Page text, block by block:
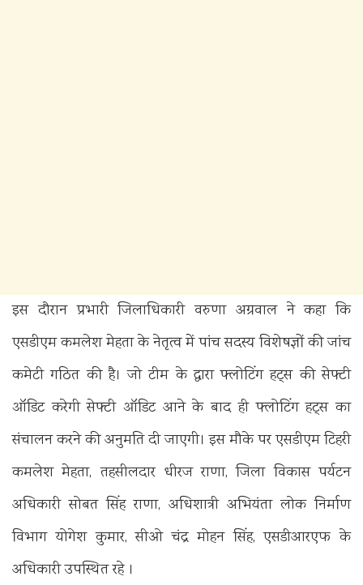
इस दौरान प्रभारी जिलाधिकारी वरुणा अग्रवाल ने कहा कि
एसडीएम कमलेश मेहता के नेतृत्व में पांच सदस्य विशेषज्ञों की जांच
कमेटी गठित की है। जो टीम के द्वारा फ्लोटिंग हट्स की सेफ्टी
ऑडिट करेगी सेफ्टी ऑडिट आने के बाद ही फ्लोटिंग हट्स का
संचालन करने की अनुमति दी जाएगी। इस मौके पर एसडीएम टिहरी
कमलेश मेहता, तहसीलदार धीरज राणा, जिला विकास पर्यटन
अधिकारी सोबत सिंह राणा, अधिशात्री अभियंता लोक निर्माण
विभाग योगेश कुमार, सीओ चंद्र मोहन सिंह, एसडीआरएफ के
अधिकारी उपस्थित रहे ।